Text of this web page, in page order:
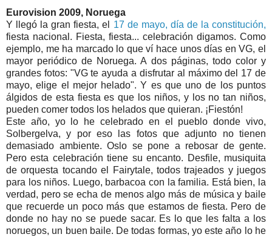
Eurovision 2009, Noruega
Y llegó la gran fiesta, el
17 de mayo, día de la constitución,
fiesta nacional. Fiesta, fiesta... celebración digamos. Como
ejemplo, me ha marcado lo que ví hace unos días en VG, el
mayor periódico de Noruega. A dos páginas, todo color y
grandes fotos: "VG te ayuda a disfrutar al máximo del 17 de
mayo, elige el mejor helado". Y es que uno de los puntos
álgidos de esta fiesta es que los niños, y los no tan niños,
pueden comer todos los helados que quieran. ¡Fiestón!
Este año, yo lo he celebrado en el pueblo donde vivo,
Solbergelva, y por eso las fotos que adjunto no tienen
demasiado ambiente. Oslo se pone a rebosar de gente.
Pero esta celebración tiene su encanto. Desfile, musiquita
de orquesta tocando el Fairytale, todos trajeados y juegos
para los niños. Luego, barbacoa con la familia. Está bien, la
verdad, pero se echa de menos algo más de música y baile
que recuerde un poco más que estamos de fiesta. Pero de
donde no hay no se puede sacar. Es lo que les falta a los
noruegos, un buen baile. De todas formas, yo este año lo he